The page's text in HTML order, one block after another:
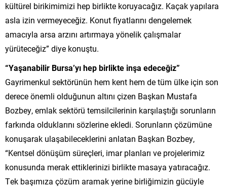
kültürel birikimimizi hep birlikte koruyacağız. Kaçak yapılara
asla izin vermeyeceğiz. Konut fiyatlarını dengelemek
amacıyla arsa arzını artırmaya yönelik çalışmalar
yürüteceğiz” diye konuştu.
“Yaşanabilir Bursa’yı hep birlikte inşa edeceğiz”
Gayrimenkul sektörünün hem kent hem de tüm ülke için son
derece önemli olduğunun altını çizen Başkan Mustafa
Bozbey, emlak sektörü temsilcilerinin karşılaştığı sorunların
farkında olduklarını sözlerine ekledi. Sorunların çözümüne
konuşarak ulaşabileceklerini anlatan Başkan Bozbey,
“Kentsel dönüşüm süreçleri, imar planları ve projelerimiz
konusunda merak ettiklerinizi birlikte masaya yatıracağız.
Tek başımıza çözüm aramak yerine birliğimizin gücüyle